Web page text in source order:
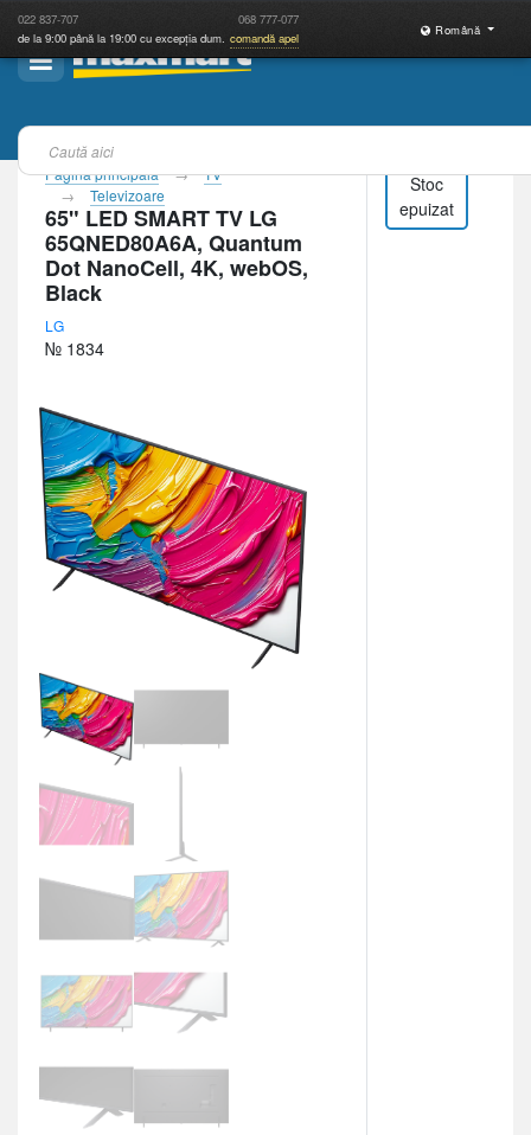
022 837-707 068 777-077
de la 9:00 până la 19:00 cu excepția dum. comandă apel
Română
Pagina principală
TV
Televizoare
65" LED SMART TV LG
65QNED80A6A, Quantum
Dot NanoCell, 4K, webOS,
Black
LG
№ 1834
Stoc
epuizat